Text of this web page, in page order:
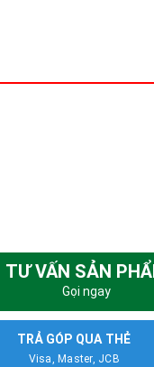
TƯ VẤN SẢN
Gọi ngay
TRẢ GÓP QUA THẺ
Visa, Master, JCB